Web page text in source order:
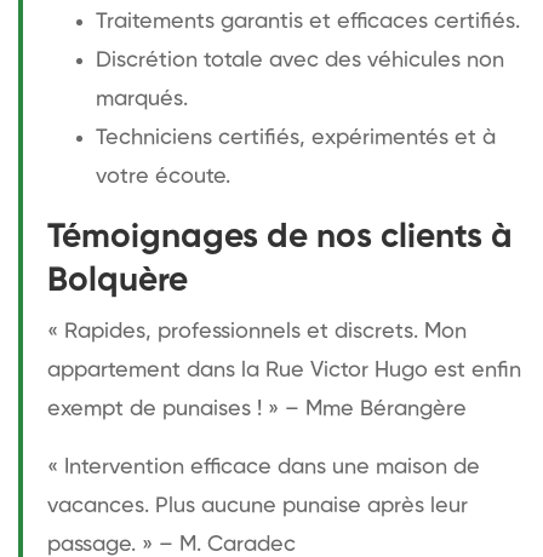
Traitements garantis et efficaces certifiés.
Discrétion totale avec des véhicules non
marqués.
Techniciens certifiés, expérimentés et à
votre écoute.
Témoignages de nos clients à
Bolquère
« Rapides, professionnels et discrets. Mon
appartement dans la Rue Victor Hugo est enfin
exempt de punaises ! » – Mme Bérangère
« Intervention efficace dans une maison de
vacances. Plus aucune punaise après leur
passage. » – M. Caradec